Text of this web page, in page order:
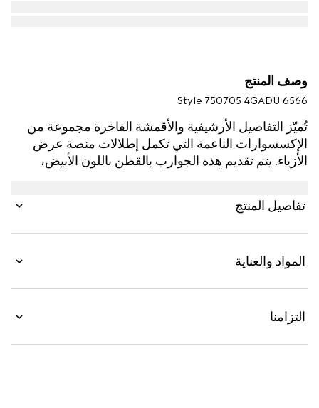
وصف المنتج
Style ‎750705 4GADU 6566
تُميّز التفاصيل الأرشيفية والأقمشة الفاخرة مجموعة من
الإكسسوارات الناعمة التي تكمل إطلالات منصة عرض
الأزياء. يتم تقديم هذه الجوارب بالقطن باللون الأبيض،
تفاصيل المنتج
المواد والعناية
التزامنا